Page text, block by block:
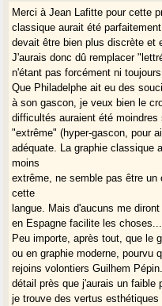
Merci à Jean Lafitte pour cette
classique aurait été
devait être bien plus discrète et
J'aurais donc dû remplacer
n'étant pas forcément ni
Que Philadelphe ait eu des
à son gascon, je veux bien le
difficultés auraient été
"extrême" (hyper-gascon, pour
adéquate. La graphie classique
moins
extrême, ne semble pas être
cette
langue. Mais d'aucuns me
en Espagne facilite les choses...
Peu importe, après tout, que le
ou en graphie moderne, pourvu
rejoins volontiers Guilhem
détail près que j'aurais un faible
je trouve des vertus